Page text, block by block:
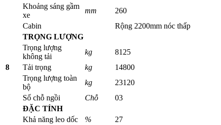
Khoảng sáng gầm
xe
mm
260
Cabin
Rộng 2200mm nóc thấp
8
TRỌNG LƯỢNG
Trọng lượng
không tải
kg
8125
Tải trọng
kg
14800
Trọng lượng toàn
bộ
kg
23120
Số chỗ ngồi
Chỗ 03
ĐẶC TÍNH
Khả năng leo dốc
%
27